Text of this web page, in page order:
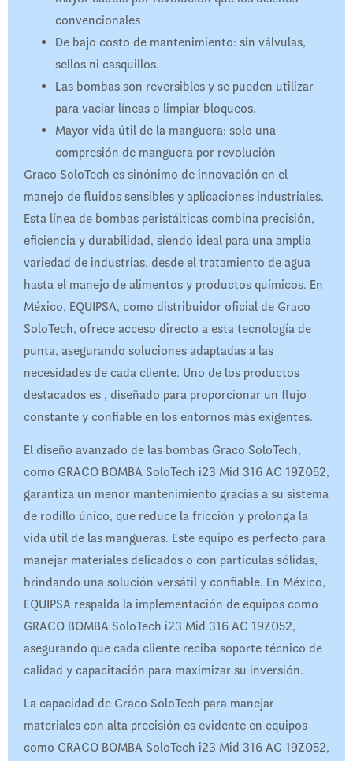
convencionales
De bajo costo de mantenimiento: sin válvulas,
sellos ni casquillos.
Las bombas son reversibles y se pueden utilizar
para vaciar líneas o limpiar bloqueos.
Mayor vida útil de la manguera: solo una
compresión de manguera por revolución
Graco SoloTech es sinónimo de innovación en el
manejo de fluidos sensibles y aplicaciones industriales.
Esta línea de bombas peristálticas combina precisión,
eficiencia y durabilidad, siendo ideal para una amplia
variedad de industrias, desde el tratamiento de agua
hasta el manejo de alimentos y productos químicos. En
México, EQUIPSA, como distribuidor oficial de Graco
SoloTech, ofrece acceso directo a esta tecnología de
punta, asegurando soluciones adaptadas a las
necesidades de cada cliente. Uno de los productos
destacados es , diseñado para proporcionar un flujo
constante y confiable en los entornos más exigentes.
El diseño avanzado de las bombas Graco SoloTech,
como GRACO BOMBA SoloTech i23 Mid 316 AC 19Z052,
garantiza un menor mantenimiento gracias a su sistema
de rodillo único, que reduce la fricción y prolonga la
vida útil de las mangueras. Este equipo es perfecto para
manejar materiales delicados o con partículas sólidas,
brindando una solución versátil y confiable. En México,
EQUIPSA respalda la implementación de equipos como
GRACO BOMBA SoloTech i23 Mid 316 AC 19Z052,
asegurando que cada cliente reciba soporte técnico de
calidad y capacitación para maximizar su inversión.
La capacidad de Graco SoloTech para manejar
materiales con alta precisión es evidente en equipos
como GRACO BOMBA SoloTech i23 Mid 316 AC 19Z052,